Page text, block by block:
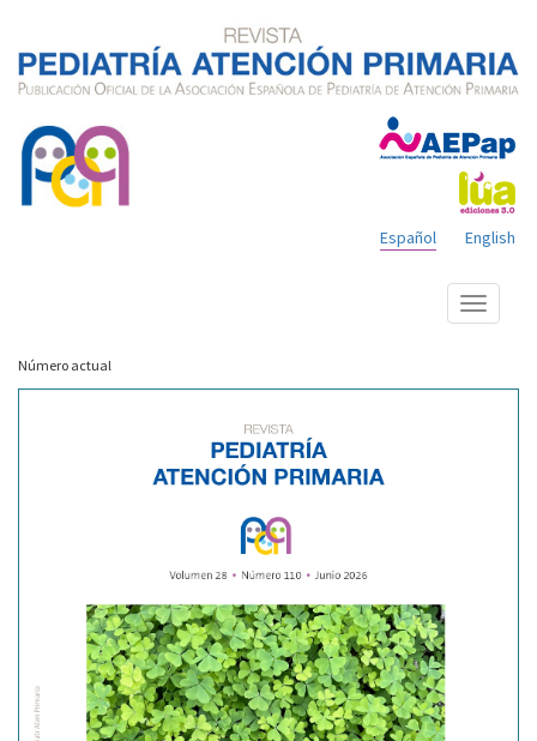
English
Español
Mostrar
menú
Número actual